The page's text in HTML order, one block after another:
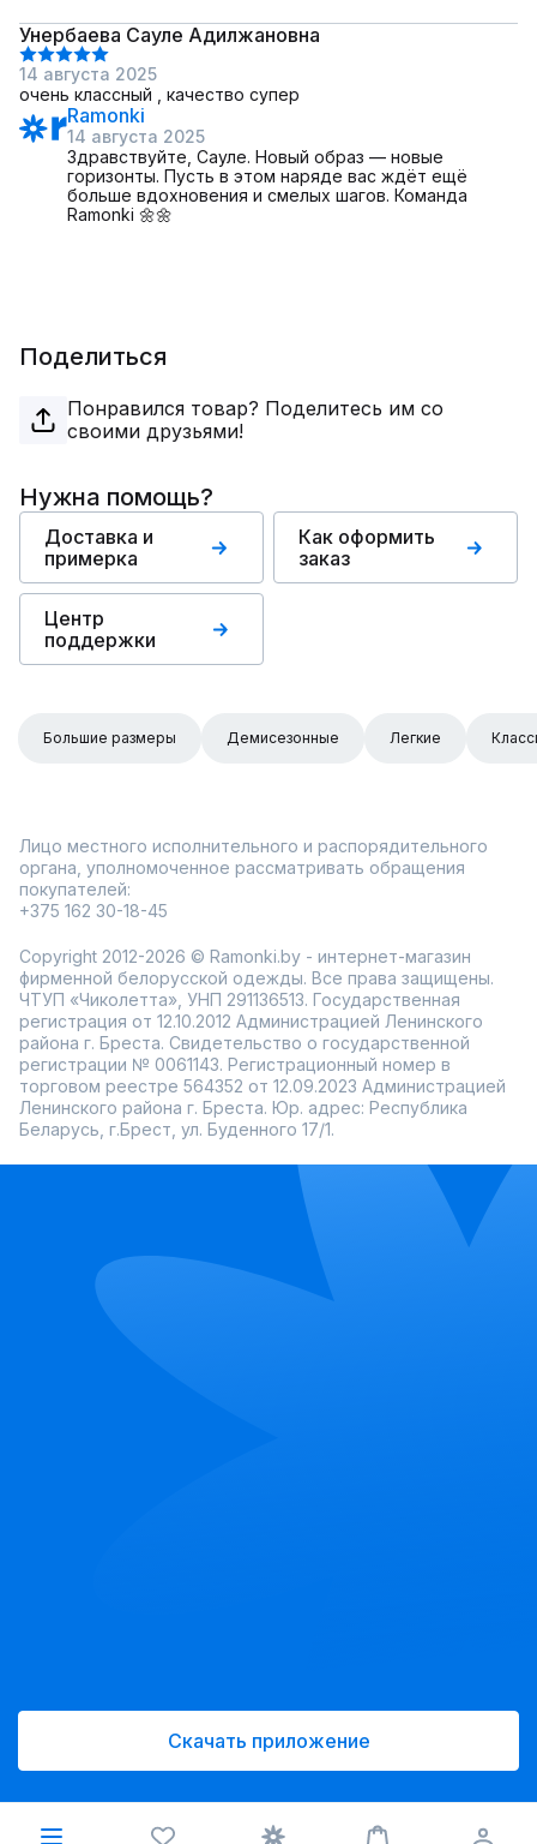
Унербаева Сауле Адилжановна
14 августа 2025
очень классный , качество супер
Ramonki
14 августа 2025
Здравствуйте, Сауле. Новый образ — новые
горизонты. Пусть в этом наряде вас ждёт ещё
больше вдохновения и смелых шагов. Команда
Ramonki 🌼🌼
Поделиться
Понравился товар? Поделитесь им со
своими друзьями!
Нужна помощь?
Доставка и
примерка
Как оформить
заказ
Центр
поддержки
Большие размеры Демисезонные Легкие
Лицо местного исполнительного и распорядительного
органа, уполномоченное рассматривать обращения
покупателей:
+375 162 30-18-45
Copyright 2012-2026 © Ramonki.by - интернет-магазин
фирменной белорусской одежды. Все права защищены.
ЧТУП «Чиколетта», УНП 291136513. Государственная
регистрация от 12.10.2012 Администрацией Ленинского
района г. Бреста. Свидетельство о государственной
регистрации № 0061143. Регистрационный номер в
торговом реестре 564352 от 12.09.2023 Администрацией
Ленинского района г. Бреста. Юр. адрес: Республика
Беларусь, г.Брест, ул. Буденного 17/1.
Скачать приложение